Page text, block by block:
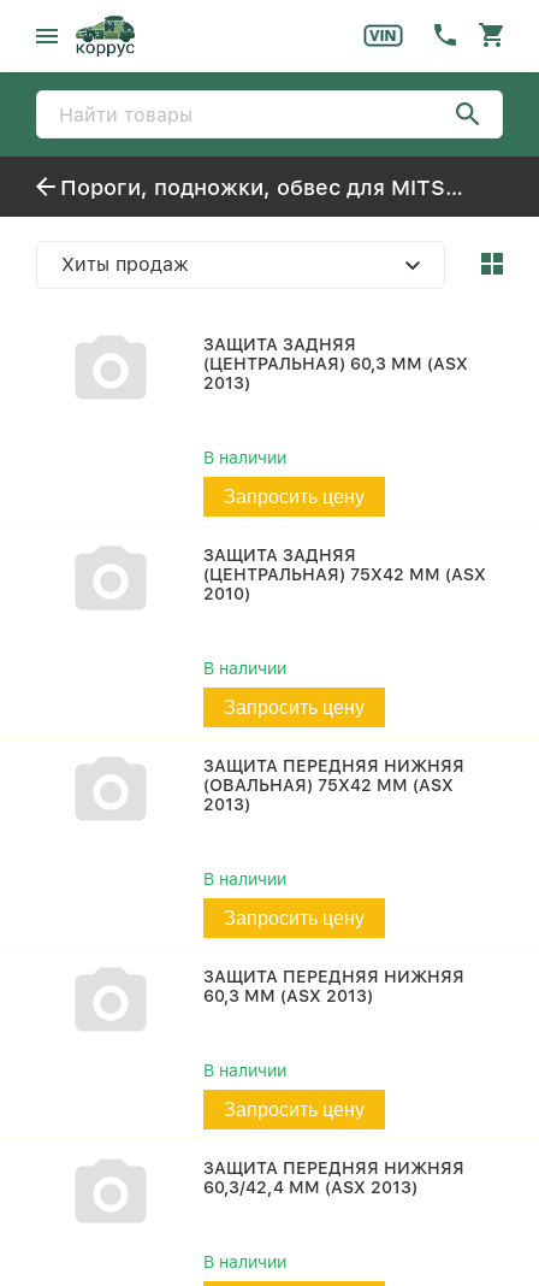
Пороги, подножки, обвес для MITSUBISHI ASX
Хиты продаж
ЗАЩИТА ЗАДНЯЯ
(ЦЕНТРАЛЬНАЯ) 60,3 ММ (ASX
2013)
В наличии
Запросить цену
ЗАЩИТА ЗАДНЯЯ
(ЦЕНТРАЛЬНАЯ) 75Х42 ММ (ASX
2010)
В наличии
Запросить цену
ЗАЩИТА ПЕРЕДНЯЯ НИЖНЯЯ
(ОВАЛЬНАЯ) 75Х42 ММ (ASX
2013)
В наличии
Запросить цену
ЗАЩИТА ПЕРЕДНЯЯ НИЖНЯЯ
60,3 ММ (ASX 2013)
В наличии
Запросить цену
ЗАЩИТА ПЕРЕДНЯЯ НИЖНЯЯ
60,3/42,4 ММ (ASX 2013)
В наличии